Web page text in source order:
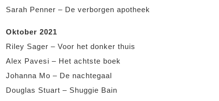
Sarah Penner – De verborgen apotheek
Oktober 2021
Riley Sager – Voor het donker thuis
Alex Pavesi – Het achtste boek
Johanna Mo – De nachtegaal
Douglas Stuart – Shuggie Bain